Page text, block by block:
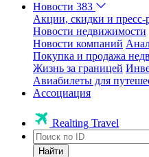
Новости 383
Акции, скидки и
Новости недвижимости
Новости компаний
Покупка и продажа
Жизнь за границей
Авиабилеты для
Ассоциация
Realting Travel
Найти